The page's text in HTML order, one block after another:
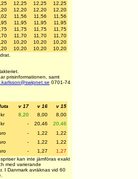
12,25 12,25
12,25
12,20 12,20
12,20
11,56 11,56
11,56
11,95 11,95
11,95
11,75 11,75
11,75
11,70 11,70
11,70
10,20 10,20
10,20
10,20 10,20
10,20
prisinformationen, samt
0701-74
v 17 v 16
v 15
8,20 8,00
8,00
- 20,46
20,46
- 1,22
1,22
- 1,22
1,22
- 1,27
1,27
kan inte jämföras exakt
med varierande
I Danmark avräknas vid 60